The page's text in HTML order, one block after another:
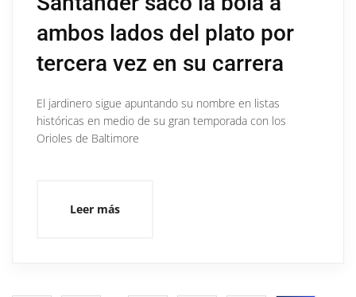
ambos lados del plato por
tercera vez en su carrera
El jardinero sigue apuntando su nombre en listas
históricas en medio de su gran temporada con los
Orioles de Baltimore
Leer más